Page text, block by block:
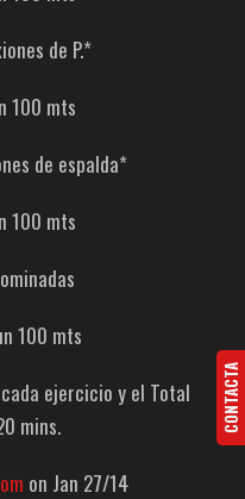
de P.*
100 mts
de espalda*
100 mts
100 mts
ejercicio y el Total
mins.
on Jan 27/14
CONTACTA